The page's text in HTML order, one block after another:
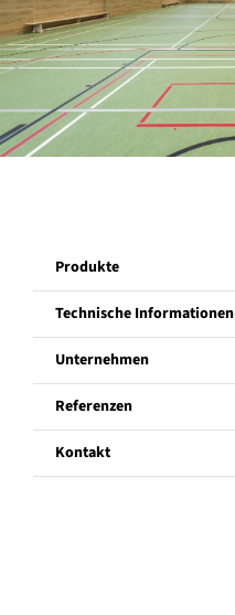
Unternehmen
Referenzen
Produkte
Technische Informationen
Unternehmen
Referenzen
Kontakt